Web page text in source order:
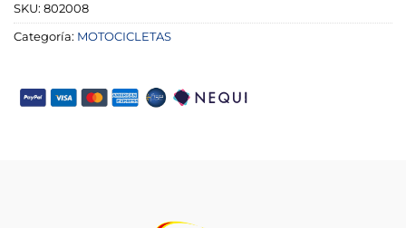
SKU: 802008
Categoría: MOTOCICLETAS